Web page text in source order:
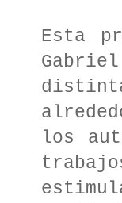
Esta
los